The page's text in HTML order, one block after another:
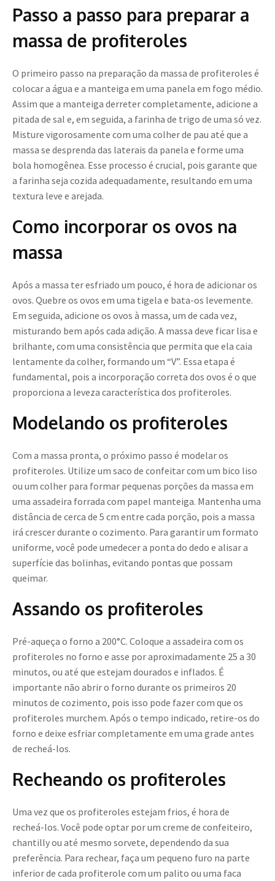
Passo a passo para preparar a
massa de profiteroles
O primeiro passo na preparação da massa de profiteroles é
colocar a água e a manteiga em uma panela em fogo médio.
Assim que a manteiga derreter completamente, adicione a
pitada de sal e, em seguida, a farinha de trigo de uma só vez.
Misture vigorosamente com uma colher de pau até que a
massa se desprenda das laterais da panela e forme uma
bola homogênea. Esse processo é crucial, pois garante que
a farinha seja cozida adequadamente, resultando em uma
textura leve e arejada.
Como incorporar os ovos na
massa
Após a massa ter esfriado um pouco, é hora de adicionar os
ovos. Quebre os ovos em uma tigela e bata-os levemente.
Em seguida, adicione os ovos à massa, um de cada vez,
misturando bem após cada adição. A massa deve ficar lisa e
brilhante, com uma consistência que permita que ela caia
lentamente da colher, formando um “V”. Essa etapa é
fundamental, pois a incorporação correta dos ovos é o que
proporciona a leveza característica dos profiteroles.
Modelando os profiteroles
Com a massa pronta, o próximo passo é modelar os
profiteroles. Utilize um saco de confeitar com um bico liso
ou um colher para formar pequenas porções da massa em
uma assadeira forrada com papel manteiga. Mantenha uma
distância de cerca de 5 cm entre cada porção, pois a massa
irá crescer durante o cozimento. Para garantir um formato
uniforme, você pode umedecer a ponta do dedo e alisar a
superfície das bolinhas, evitando pontas que possam
queimar.
Assando os profiteroles
Pré-aqueça o forno a 200°C. Coloque a assadeira com os
profiteroles no forno e asse por aproximadamente 25 a 30
minutos, ou até que estejam dourados e inflados. É
importante não abrir o forno durante os primeiros 20
minutos de cozimento, pois isso pode fazer com que os
profiteroles murchem. Após o tempo indicado, retire-os do
forno e deixe esfriar completamente em uma grade antes
de recheá-los.
Recheando os profiteroles
Uma vez que os profiteroles estejam frios, é hora de
recheá-los. Você pode optar por um creme de confeiteiro,
chantilly ou até mesmo sorvete, dependendo da sua
preferência. Para rechear, faça um pequeno furo na parte
inferior de cada profiterole com um palito ou uma faca